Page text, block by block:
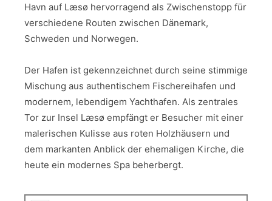
Havn auf Læsø hervorragend als Zwischenstopp für
verschiedene Routen zwischen Dänemark,
Schweden und Norwegen.
Der Hafen ist gekennzeichnet durch seine stimmige
Mischung aus authentischem Fischereihafen und
modernem, lebendigem Yachthafen. Als zentrales
Tor zur Insel Læsø empfängt er Besucher mit einer
malerischen Kulisse aus roten Holzhäusern und
dem markanten Anblick der ehemaligen Kirche, die
heute ein modernes Spa beherbergt.